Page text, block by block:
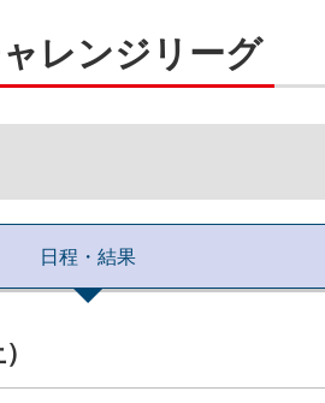
レンジリーグ
日程・結果